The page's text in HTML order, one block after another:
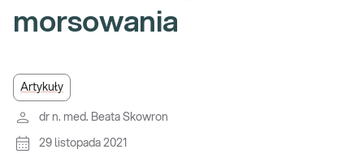
morsowania
Artykuły
dr n. med. Beata Skowron
29 listopada 2021